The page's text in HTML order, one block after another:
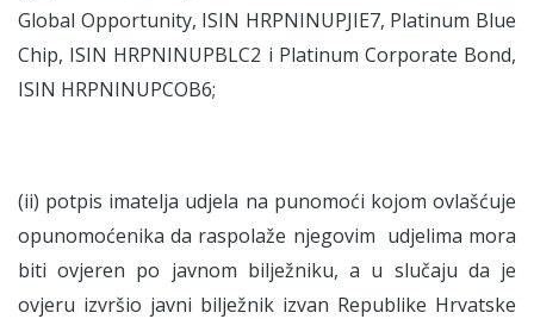
Global Opportunity, ISIN HRPNINUPJIE7, Platinum Blue
Chip, ISIN HRPNINUPBLC2 i Platinum Corporate Bond,
ISIN HRPNINUPCOB6;
(ii) potpis imatelja udjela na punomoći kojom ovlašćuje
opunomoćenika da raspolaže njegovim udjelima mora
biti ovjeren po javnom bilježniku, a u slučaju da je
ovjeru izvršio javni bilježnik izvan Republike Hrvatske